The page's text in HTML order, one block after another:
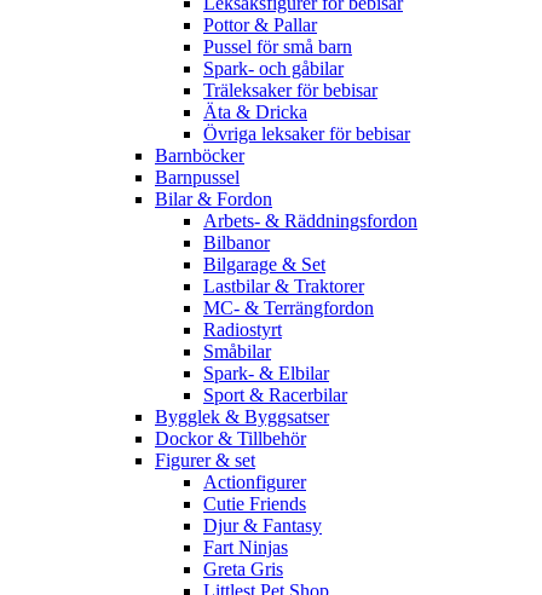
Pottor & Pallar
Pussel för små barn
Spark- och gåbilar
Träleksaker för bebisar
Äta & Dricka
Övriga leksaker för bebisar
Barnböcker
Barnpussel
Bilar & Fordon
Arbets- & Räddningsfordon
Bilbanor
Bilgarage & Set
Lastbilar & Traktorer
MC- & Terrängfordon
Radiostyrt
Småbilar
Spark- & Elbilar
Sport & Racerbilar
Bygglek & Byggsatser
Dockor & Tillbehör
Figurer & set
Actionfigurer
Cutie Friends
Djur & Fantasy
Fart Ninjas
Greta Gris